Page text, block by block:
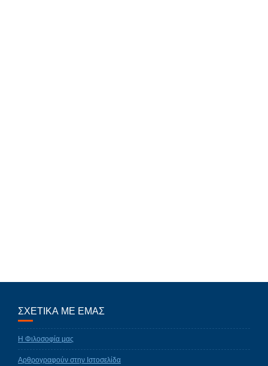
ΣΧΕΤΙΚΑ ΜΕ ΕΜΑΣ
Η Φιλοσοφία μας
Αρθρογραφούν στην Ιστοσελίδα